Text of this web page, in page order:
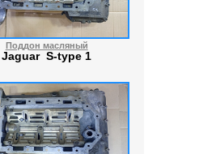
Поддон масляный
Jaguar S-type 1